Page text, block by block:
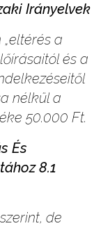
Irányelvek
a
és a
nélkül a
50.000 Ft.
És
8.1
de